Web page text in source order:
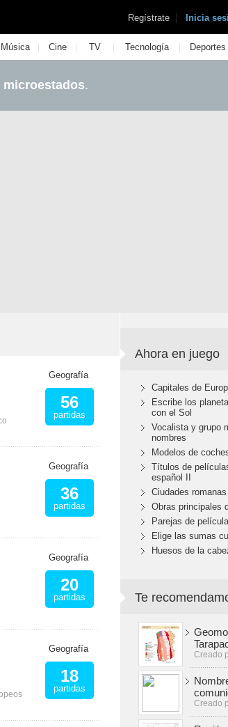
Regístrate | Inicia
Música | Cine | TV | Tecnología | Deportes
microestados.
Geografía
56
partidas
Geografía
36
partidas
Geografía
20
partidas
Geografía
18
partidas
Ahora en juego
Capitales de
Escribe los
con el Sol
Vocalista y grupo
nombres
Modelos de
Títulos de
español II
Ciudades
Obras principales
Parejas de película
Elige las sumas
Huesos de la
Te
Creado
Creado